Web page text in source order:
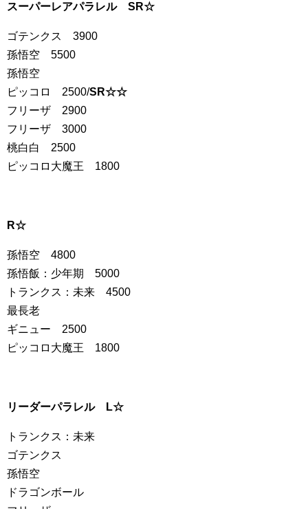
スーパーレアパラレル SR☆
ゴテンクス 3900
孫悟空 5500
孫悟空
ピッコロ 2500/SR☆☆
フリーザ 2900
フリーザ 3000
桃白白 2500
ピッコロ大魔王 1800
R☆
孫悟空 4800
孫悟飯：少年期 5000
トランクス：未来 4500
最長老
ギニュー 2500
ピッコロ大魔王 1800
リーダーパラレル L☆
トランクス：未来
ゴテンクス
孫悟空
ドラゴンボール